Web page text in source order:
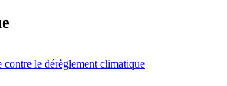
contre le dérèglement climatique